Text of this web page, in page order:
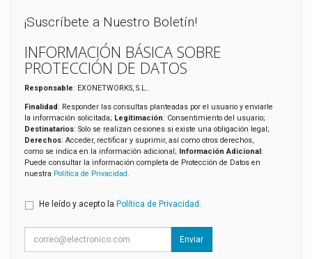
¡Suscríbete a Nuestro Boletín!
INFORMACIÓN BÁSICA SOBRE
PROTECCIÓN DE DATOS
Responsable: EXONETWORKS, S.L..
Finalidad: Responder las consultas planteadas por el usuario y enviarle
la información solicitada; Legitimación: Consentimiento del usuario;
Destinatarios: Solo se realizan cesiones si existe una obligación legal;
Derechos: Acceder, rectificar y suprimir, así como otros derechos,
como se indica en la información adicional; Información Adicional:
Puede consultar la información completa de Protección de Datos en
nuestra Política de Privacidad.
He leído y acepto la Política de Privacidad .
Enviar